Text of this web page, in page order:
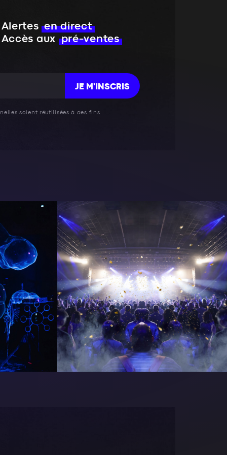
Alertes en direct
Accès aux pré-ventes
JE M'INSCRIS
soient réutilisées à des fins